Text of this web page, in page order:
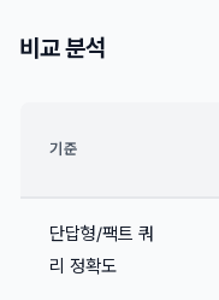
비교 분석
기준
단답형/팩트 쿼
리 정확도